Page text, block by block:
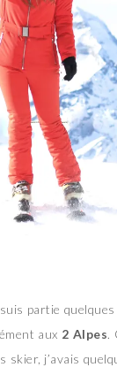
partie
aux 2 Alpes.
skier, j’avais